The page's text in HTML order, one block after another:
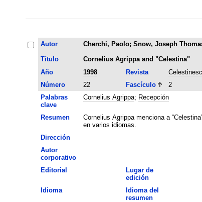
Autor Cherchi, Paolo; Snow, Joseph
Título
Cornelius Agrippa and "Celestina"
Año
1998 Revista
Número
22 Fascículo 2
Palabras
clave
Cornelius Agrippa; Recepción
Resumen
Cornelius Agrippa menciona a
en varios idiomas.
Dirección
Autor
corporativo
Editorial
Lugar de
edición
Idioma
Idioma del
resumen